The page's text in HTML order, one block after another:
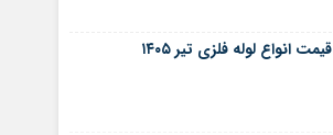
قیمت انواع لوله فلزی تیر ۱۴۰۵